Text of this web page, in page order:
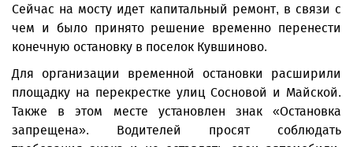
Сейчас на мосту идет капитальный ремонт, в связи с
чем и было принято решение временно перенести
конечную остановку в поселок Кувшиново.
Для организации временной остановки расширили
площадку на перекрестке улиц Сосновой и Майской.
Также в этом месте установлен знак «Остановка
запрещена». Водителей просят соблюдать